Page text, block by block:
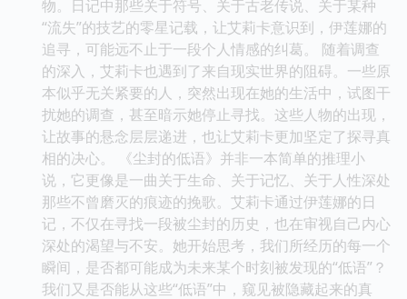
物。日记中那些关于符号、关于古老传说、关于某种
“流失”的技艺的零星记载，让艾莉卡意识到，伊莲娜的
追寻，可能远不止于一段个人情感的纠葛。 随着调查
的深入，艾莉卡也遇到了来自现实世界的阻碍。一些原
本似乎无关紧要的人，突然出现在她的生活中，试图干
扰她的调查，甚至暗示她停止寻找。这些人物的出现，
让故事的悬念层层递进，也让艾莉卡更加坚定了探寻真
相的决心。 《尘封的低语》并非一本简单的推理小
说，它更像是一曲关于生命、关于记忆、关于人性深处
那些不曾磨灭的痕迹的挽歌。艾莉卡通过伊莲娜的日
记，不仅在寻找一段被尘封的历史，也在审视自己内心
深处的渴望与不安。她开始思考，我们所经历的每一个
瞬间，是否都可能成为未来某个时刻被发现的“低语”？
我们又是否能从这些“低语”中，窥见被隐藏起来的真